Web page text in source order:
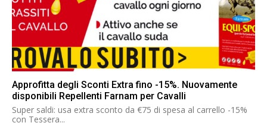
Approfitta degli Sconti Extra fino -15%. Nuovamente
disponibili Repellenti Farnam per Cavalli
Super saldi: usa extra sconto da €75 di spesa al carrello -15%
con Tessera...